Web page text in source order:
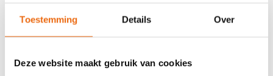
Toestemming Details Over
Deze website maakt gebruik van cookies
Veilig betalen met: